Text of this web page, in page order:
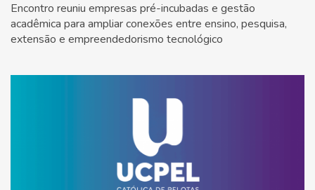
Encontro reuniu empresas pré-incubadas e gestão
acadêmica para ampliar conexões entre ensino, pesquisa,
extensão e empreendedorismo tecnológico